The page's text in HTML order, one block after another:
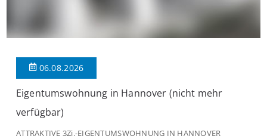
06.08.2026
Eigentumswohnung in Hannover (nicht mehr
verfügbar)
ATTRAKTIVE 3Zi.-EIGENTUMSWOHNUNG IN HANNOVER